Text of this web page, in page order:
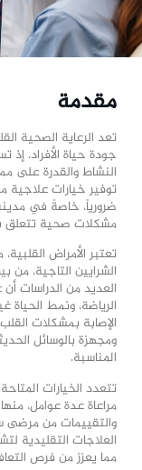
مقدمة
تعد الرعاية الصحية
جودة حياة الأفراد.
النشاط والقدرة على
توفير خيارات علاجية
ضرورياً، خاصةً في
مشكلات صحية تتعلق
تعتبر الأمراض
الشرايين التاجية، من
العديد من الدراسات
الرياضة، ونمط
الإصابة بمشكلات
ومجهزة بالوسائل
المناسبة.
تتعدد الخيارات
مراعاة عدة عوامل،
والتقييمات من مرضى
العلاجات التقليدية
مما يعزز من فرص